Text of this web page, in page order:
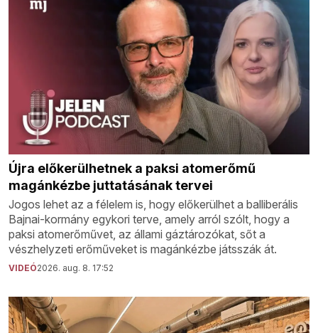
Újra előkerülhetnek a paksi atomerőmű
magánkézbe juttatásának tervei
Jogos lehet az a félelem is, hogy előkerülhet a balliberális
Bajnai-kormány egykori terve, amely arról szólt, hogy a
paksi atomerőművet, az állami gáztározókat, sőt a
vészhelyzeti erőműveket is magánkézbe játsszák át.
VIDEÓ2026. aug. 8. 17:52